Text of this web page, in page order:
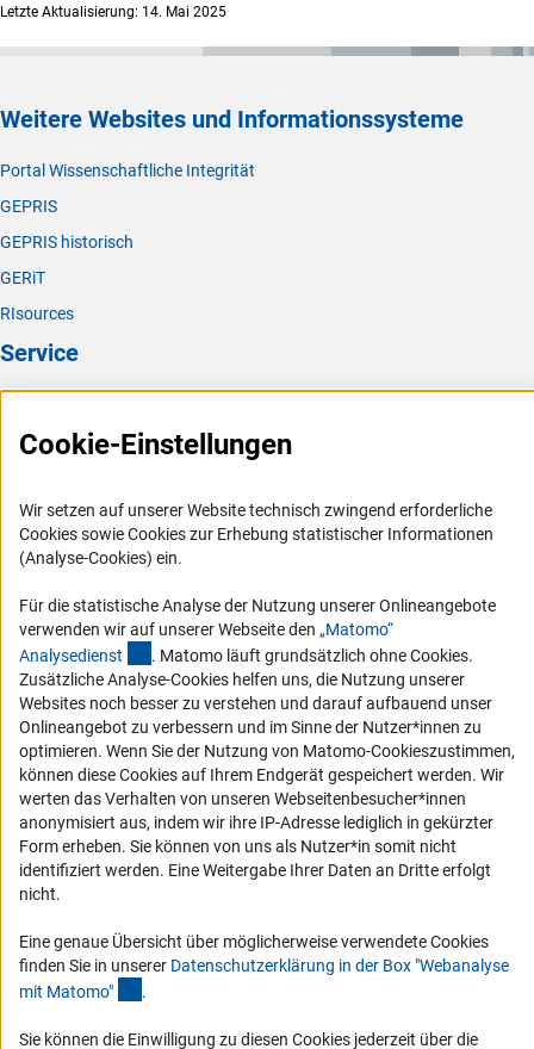
Letzte Aktualisierung: 14. Mai 2025
Weitere Websites und Informationssysteme
Portal Wissenschaftliche Integrität
GEPRIS
GEPRIS historisch
GERiT
RIsources
Service
FAQ
Logo und Corporate Design
RSS-Feeds
Vergabeverfahren
Barrierefreiheit
Service und Informationen für Menschen mit Behinderungen
Erklärung zur Barrierefreiheit
Barriere melden
DFG-aktuell
Erhalten Sie Neuigkeiten aus der DFG direkt in Ihr Mailpostfach oder
schauen Sie sich die Ausgaben online an.
Zum Newsletter
Cookie-Einstellungen
Wir setzen auf unserer Website technisch zwingend erforderliche
Cookies sowie Cookies zur Erhebung statistischer Informationen
(Analyse-Cookies) ein.
Für die statistische Analyse der Nutzung unserer Onlineangebote
verwenden wir auf unserer Webseite den „Matomo“
Analysedienst (externer Link)
. Matomo läuft grundsätzlich ohne Cookies.
Zusätzliche Analyse-Cookies helfen uns, die Nutzung unserer
Websites noch besser zu verstehen und darauf aufbauend unser
Onlineangebot zu verbessern und im Sinne der Nutzer*innen zu
optimieren. Wenn Sie der Nutzung von Matomo-Cookieszustimmen,
können diese Cookies auf Ihrem Endgerät gespeichert werden. Wir
werten das Verhalten von unseren Webseitenbesucher*innen
anonymisiert aus, indem wir ihre IP-Adresse lediglich in gekürzter
Form erheben. Sie können von uns als Nutzer*in somit nicht
identifiziert werden. Eine Weitergabe Ihrer Daten an Dritte erfolgt
nicht.
Eine genaue Übersicht über möglicherweise verwendete Cookies
finden Sie in unserer Datenschutzerklärung in der Box "Webanalyse
mit Matomo" .
Sie können die Einwilligung zu diesen Cookies jederzeit über die